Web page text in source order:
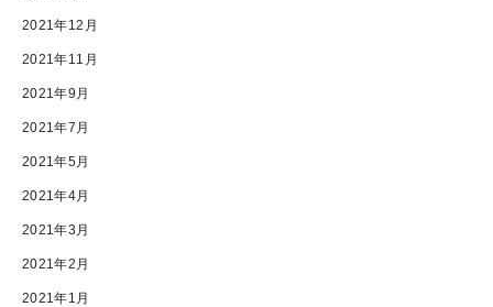
2021年12月
2021年11月
2021年9月
2021年7月
2021年5月
2021年4月
2021年3月
2021年2月
2021年1月